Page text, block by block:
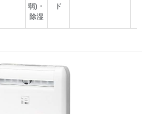
弱)・
除湿
ド